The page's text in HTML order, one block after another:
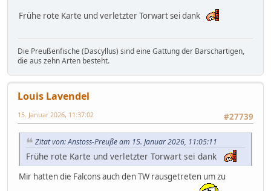
Frühe rote Karte und verletzter Torwart sei dank
Die Preußenfische (Dascyllus) sind eine Gattung der Barschartigen,
die aus zehn Arten besteht.
Louis Lavendel
#27739
15. Januar 2026, 11:37:02
Zitat von: Anstoss-Preuße am 15. Januar 2026, 11:05:11
Frühe rote Karte und verletzter Torwart sei dank
Mir hatten die Falcons auch den TW rausgetreten um zu